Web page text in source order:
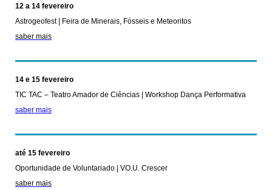
12 a 14 fevereiro
Astrogeofest | Feira de Minerais, Fósseis e Meteoritos
saber mais
14 e 15 fevereiro
TIC TAC – Teatro Amador de Ciências | Workshop Dança Performativa
saber mais
até 15 fevereiro
Oportunidade de Voluntariado | VO.U. Crescer
saber mais